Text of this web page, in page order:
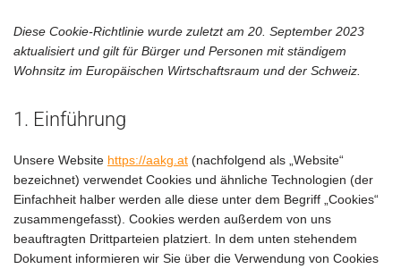
Diese Cookie-Richtlinie wurde zuletzt am 20. September 2023
aktualisiert und gilt für Bürger und Personen mit ständigem
Wohnsitz im Europäischen Wirtschaftsraum und der Schweiz.
1. Einführung
Unsere Website https://aakg.at (nachfolgend als „Website“
bezeichnet) verwendet Cookies und ähnliche Technologien (der
Einfachheit halber werden alle diese unter dem Begriff „Cookies“
zusammengefasst). Cookies werden außerdem von uns
beauftragten Drittparteien platziert. In dem unten stehendem
Dokument informieren wir Sie über die Verwendung von Cookies